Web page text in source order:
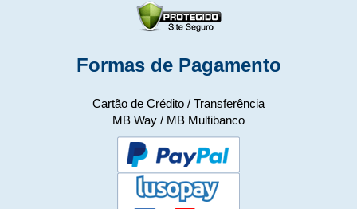
Formas de Pagamento
Cartão de Crédito / Transferência
MB Way / MB Multibanco